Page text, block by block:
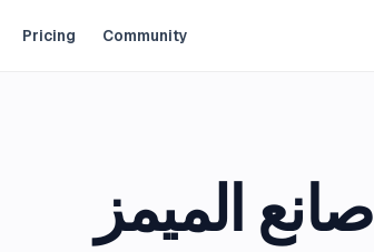
Pricing Community
صانع الميمز